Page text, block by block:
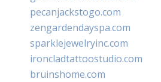
pecanjackstogo.com
zengardendayspa.com
sparklejewelryinc.com
ironcladtattoostudio.com
bruinshome.com